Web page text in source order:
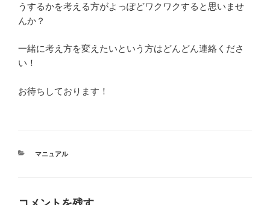
うするかを考える方がよっぽどワクワクすると思いませ
んか？
一緒に考え方を変えたいという方はどんどん連絡くださ
い！
お待ちしております！
カ
マニュアル